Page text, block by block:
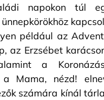
napokon túl
például az
az Erzsébet
a
Mama, nézd!
számára kínál